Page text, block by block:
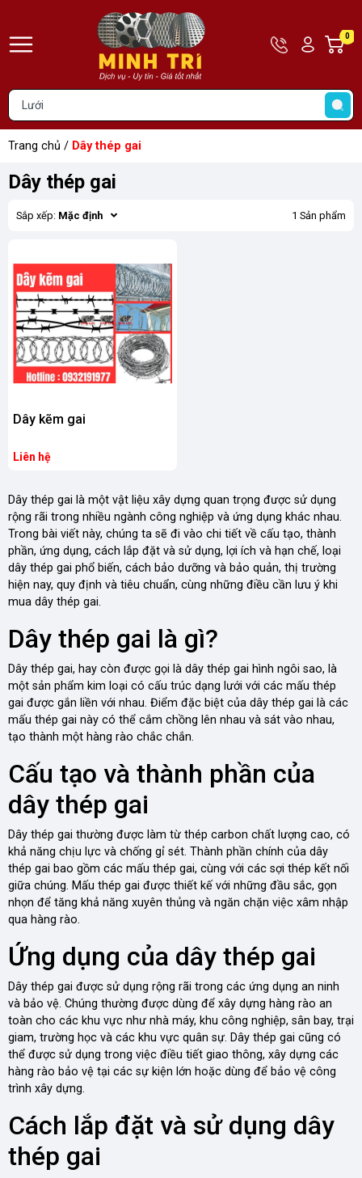
HotlineTài
khoản
Khách
0
Trang chủ / Dây thép gai
Dây thép gai
Sắp xếp: Mặc định 1 Sản phẩm
Dây kẽm gai
Liên hệ
Dây thép gai là một vật liệu xây dựng quan trọng được sử dụng
rộng rãi trong nhiều ngành công nghiệp và ứng dụng khác nhau.
Trong bài viết này, chúng ta sẽ đi vào chi tiết về cấu tạo, thành
phần, ứng dụng, cách lắp đặt và sử dụng, lợi ích và hạn chế, loại
dây thép gai phổ biến, cách bảo dưỡng và bảo quản, thị trường
hiện nay, quy định và tiêu chuẩn, cùng những điều cần lưu ý khi
mua dây thép gai.
Dây thép gai là gì?
Dây thép gai, hay còn được gọi là dây thép gai hình ngôi sao, là
một sản phẩm kim loại có cấu trúc dạng lưới với các mấu thép
gai được gắn liền với nhau. Điểm đặc biệt của dây thép gai là các
mấu thép gai này có thể cắm chồng lên nhau và sát vào nhau,
tạo thành một hàng rào chắc chắn.
Cấu tạo và thành phần của
dây thép gai
Dây thép gai thường được làm từ thép carbon chất lượng cao, có
khả năng chịu lực và chống gỉ sét. Thành phần chính của dây
thép gai bao gồm các mấu thép gai, cùng với các sợi thép kết nối
giữa chúng. Mấu thép gai được thiết kế với những đầu sắc, gọn
nhọn để tăng khả năng xuyên thủng và ngăn chặn việc xâm nhập
qua hàng rào.
Ứng dụng của dây thép gai
Dây thép gai được sử dụng rộng rãi trong các ứng dụng an ninh
và bảo vệ. Chúng thường được dùng để xây dựng hàng rào an
toàn cho các khu vực như nhà máy, khu công nghiệp, sân bay, trại
giam, trường học và các khu vực quân sự. Dây thép gai cũng có
thể được sử dụng trong việc điều tiết giao thông, xây dựng các
hàng rào bảo vệ tại các sự kiện lớn hoặc dùng để bảo vệ công
trình xây dựng.
Cách lắp đặt và sử dụng dây
thép gai